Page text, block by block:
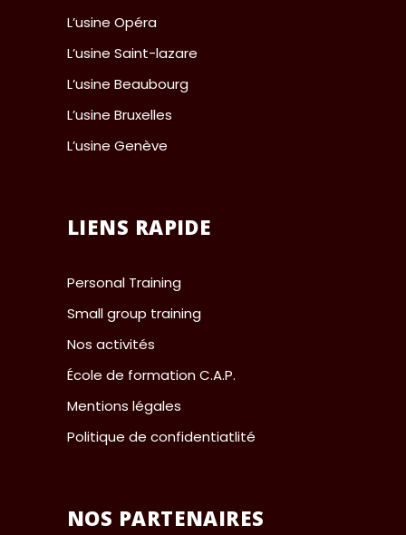
L’usine Opéra
L’usine Saint-lazare
L’usine Beaubourg
L’usine Bruxelles
L’usine Genève
LIENS RAPIDE
Personal Training
Small group training
Nos activités
École de formation C.A.P.
Mentions légales
Politique de confidentiatlité
NOS PARTENAIRES